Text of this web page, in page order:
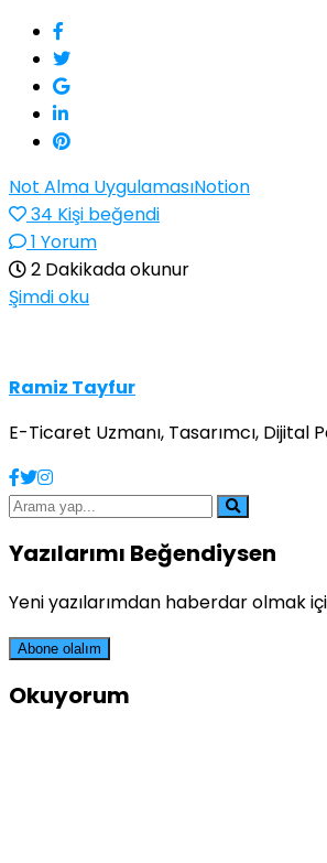
Not Alma UygulamasıNotion
34 Kişi beğendi
1 Yorum
2 Dakikada okunur
Şimdi oku
Ramiz Tayfur
E-Ticaret Uzmanı, Tasarımcı, Dijital
Yazılarımı Beğendiysen
Yeni yazılarımdan haberdar olmak
Okuyorum